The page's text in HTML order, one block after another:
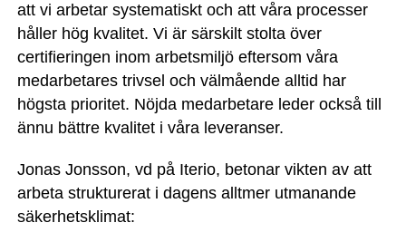
att vi arbetar systematiskt och att våra processer
håller hög kvalitet. Vi är särskilt stolta över
certifieringen inom arbetsmiljö eftersom våra
medarbetares trivsel och välmående alltid har
högsta prioritet. Nöjda medarbetare leder också till
ännu bättre kvalitet i våra leveranser.
Jonas Jonsson, vd på Iterio, betonar vikten av att
arbeta strukturerat i dagens alltmer utmanande
säkerhetsklimat: